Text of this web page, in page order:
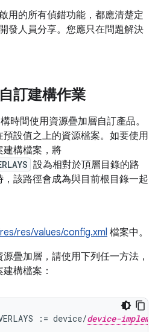
用的所有偵錯功能，都應清楚定
發人員分享。您應只在問題解決
訂建構作業
時間使用資源疊加層自訂產品。
設值之上的資源檔案。如要使用
建構檔案，將
設為相對於頂層目錄的路
該路徑會成為與目前根目錄一起
res/values/config.xml 檔案中。
疊加層，請使用下列任一方法，
構檔案：
:= device/device-